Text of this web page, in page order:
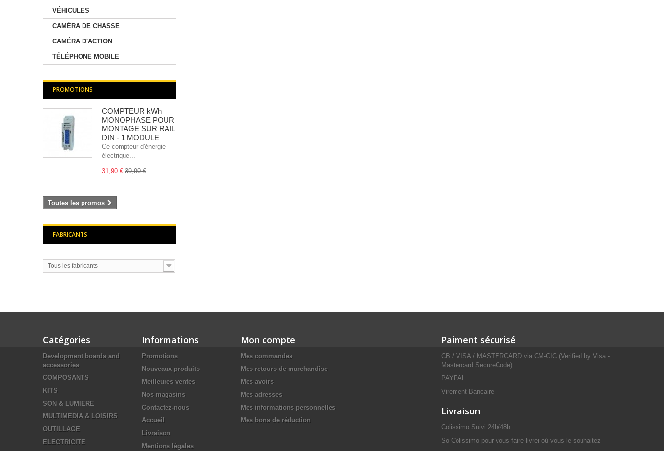
VÉHICULES
CAMÉRA DE CHASSE
CAMÉRA D'ACTION
TÉLÉPHONE MOBILE
PROMOTIONS
COMPTEUR kWh
MONOPHASE POUR
MONTAGE SUR RAIL
DIN - 1 MODULE
Ce compteur d'énergie
électrique...
31,90 € 39,90 €
Toutes les promos
FABRICANTS
Tous les fabricants
Catégories
Development boards and
accessories
COMPOSANTS
KITS
SON & LUMIERE
MULTIMEDIA & LOISIRS
OUTILLAGE
ELECTRICITE
Informations
Promotions
Nouveaux produits
Meilleures ventes
Nos magasins
Contactez-nous
Accueil
Livraison
Mentions légales
Mon compte
Mes commandes
Mes retours de marchandise
Mes avoirs
Mes adresses
Mes informations personnelles
Mes bons de réduction
Paiment sécurisé
CB / VISA / MASTERCARD via CM-CIC (Verified by Visa -
Mastercard SecureCode)
PAYPAL
Virement Bancaire
Livraison
Colissimo Suivi 24h/48h
So Colissimo pour vous faire livrer où vous le souhaitez